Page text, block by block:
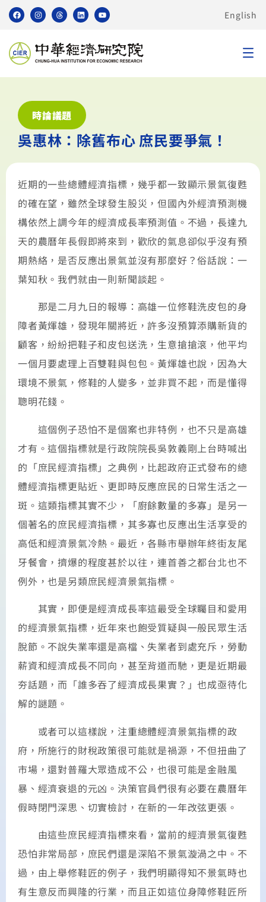
English
時論議題
吳惠林：除舊布心 庶民要爭氣！
近期的一些總體經濟指標，幾乎都一致顯示景氣復甦
的確在望，雖然全球發生股災，但國內外經濟預測機
構依然上調今年的經濟成長率預測值。不過，長達九
天的農曆年長假即將來到，歡欣的氣息卻似乎沒有預
期熱絡，是否反應出景氣並沒有那麼好？俗話說：一
葉知秋。我們就由一則新聞談起。
那是二月九日的報導：高雄一位修鞋洗皮包的身
障者黃煇雄，發現年關將近，許多沒預算添購新貨的
顧客，紛紛把鞋子和皮包送洗，生意搶搶滾，他平均
一個月要處理上百雙鞋與包包。黃煇雄也說，因為大
環境不景氣，修鞋的人變多，並非買不起，而是懂得
聰明花錢。
這個例子恐怕不是個案也非特例，也不只是高雄
才有。這個指標就是行政院院長吳敦義剛上台時喊出
的「庶民經濟指標」之典例，比起政府正式發布的總
體經濟指標更貼近、更即時反應庶民的日常生活之一
斑。這類指標其實不少，「廚餘數量的多寡」是另一
個著名的庶民經濟指標，其多寡也反應出生活享受的
高低和經濟景氣冷熱。最近，各縣市舉辦年終街友尾
牙餐會，擠爆的程度甚於以往，連首善之都台北也不
例外，也是另類庶民經濟景氣指標。
其實，即便是經濟成長率這最受全球矚目和愛用
的經濟景氣指標，近年來也飽受質疑與一般民眾生活
脫節。不說失業率還是高檔、失業者到處充斥，勞動
薪資和經濟成長不同向，甚至背道而馳，更是近期最
夯話題，而「誰多吞了經濟成長果實？」也成亟待化
解的謎題。
或者可以這樣說，注重總體經濟景氣指標的政
府，所施行的財稅政策很可能就是禍源，不但扭曲了
市場，還對普羅大眾造成不公，也很可能是金融風
暴、經濟衰退的元凶。決策官員們很有必要在農曆年
假時閉門深思、切實檢討，在新的一年改弦更張。
由這些庶民經濟指標來看，當前的經濟景氣復甦
恐怕非常局部，庶民們還是深陷不景氣漩渦之中。不
過，由上舉修鞋匠的例子，我們明顯得知不景氣時也
有生意反而興隆的行業，而且正如這位身障修鞋匠所